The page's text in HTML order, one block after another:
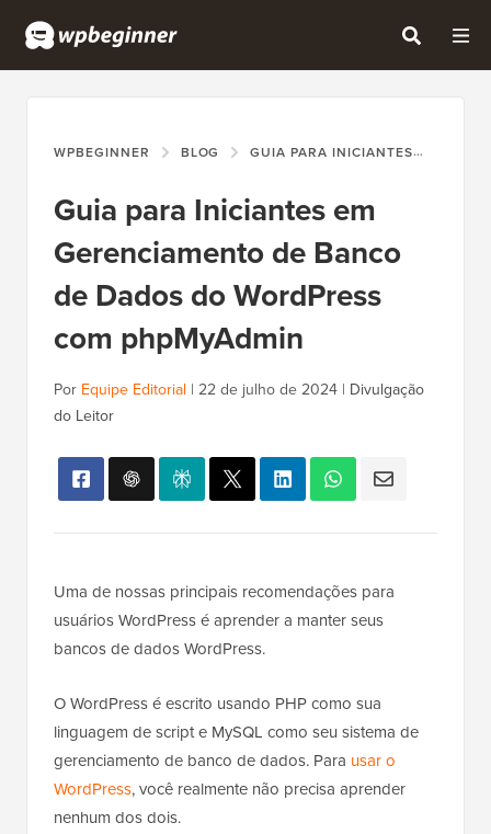
WPBEGINNER BLOG GUIA PARA INICIANTES
Guia para Iniciantes em
Gerenciamento de Banco
de Dados do WordPress
com phpMyAdmin
Por Equipe Editorial | 22 de julho de 2024 | Divulgação
do Leitor
Uma de nossas principais recomendações para
usuários WordPress é aprender a manter seus
bancos de dados WordPress.
O WordPress é escrito usando PHP como sua
linguagem de script e MySQL como seu sistema de
gerenciamento de banco de dados. Para usar o
WordPress, você realmente não precisa aprender
nenhum dos dois.